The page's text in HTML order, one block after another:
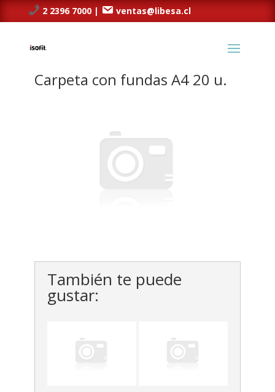
2 2396 7000 | ventas@libesa.cl
Carpeta con fundas A4 20 u.
También te puede
gustar: